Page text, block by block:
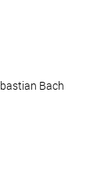
Bach